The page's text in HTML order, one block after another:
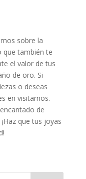
sobre la
que también te
el valor de tus
de oro. Si
o deseas
en visitarnos.
de
que tus joyas